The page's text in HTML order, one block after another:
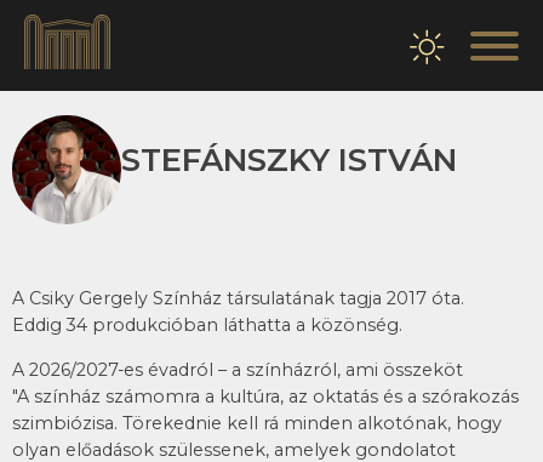
STEFÁNSZKY ISTVÁN
A Csiky Gergely Színház társulatának tagja 2017 óta.
Eddig 34 produkcióban láthatta a közönség.
A 2026/2027-es évadról – a színházról, ami összeköt
"A színház számomra a kultúra, az oktatás és a szórakozás
szimbiózisa. Törekednie kell rá minden alkotónak, hogy
olyan előadások szülessenek, amelyek gondolatot